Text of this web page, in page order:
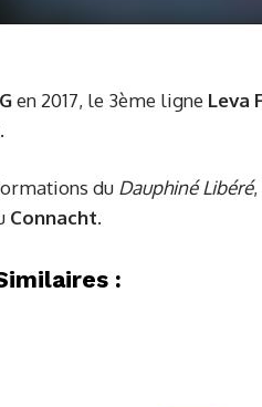
en 2017, le 3ème ligne Leva
du Dauphiné Libéré
Connacht.
: